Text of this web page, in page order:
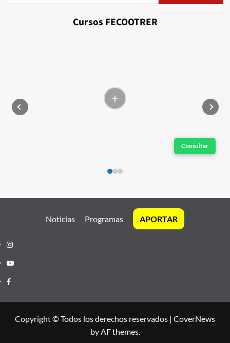
Cursos FECOOTRER
+
Consultar
Noticias Programas APORTAR
Instagram
Youtube
Facebook
Copyright © Todos los derechos reservados | CoverNews
by AF themes.